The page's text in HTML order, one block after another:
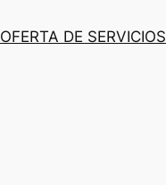
OFERTA DE SERVICIOS